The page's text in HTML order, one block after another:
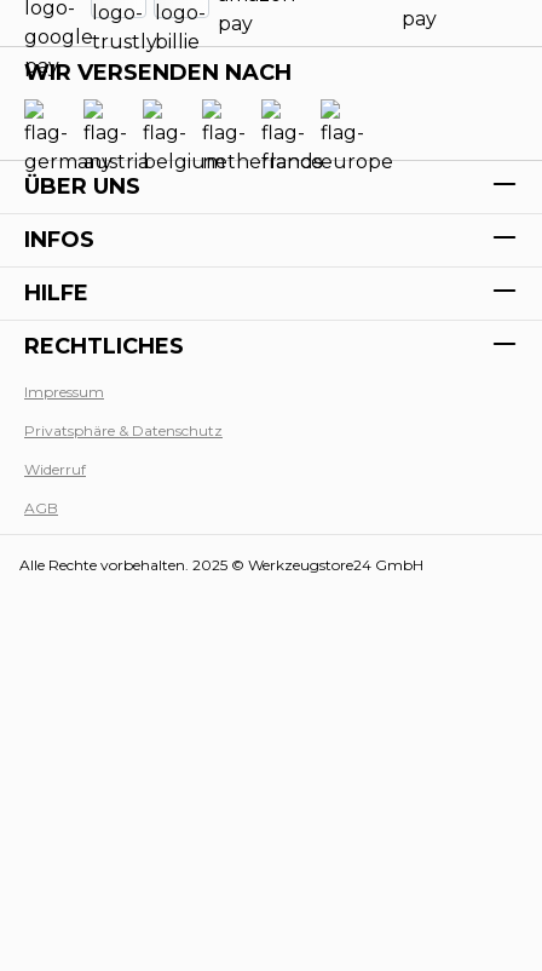
WIR VERSENDEN NACH
ÜBER UNS
INFOS
HILFE
RECHTLICHES
Impressum
Privatsphäre & Datenschutz
Widerruf
AGB
Alle Rechte vorbehalten. 2025 © Werkzeugstore24 GmbH